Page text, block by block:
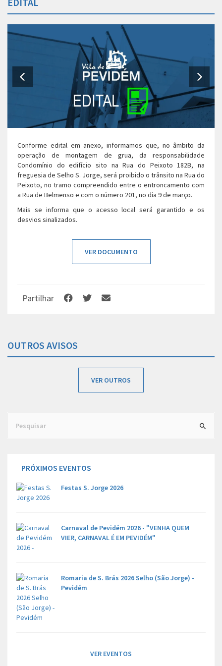
Conforme edital em anexo, informamos que, no âmbito da
operação de montagem de grua, da responsabilidade
Condomínio do edifício sito na Rua do Peixoto 182B, na
freguesia de Selho S. Jorge, será proibido o trânsito na Rua do
Peixoto, no tramo compreendido entre o entroncamento com
a Rua de Belmenso e com o número 201, no dia 9 de março.
Mais se informa que o acesso local será garantido e os
desvios sinalizados.
VER DOCUMENTO
Partilhar
OUTROS AVISOS
VER OUTROS
for:
PRÓXIMOS EVENTOS
Festas S. Jorge 2026
Carnaval de Pevidém 2026 - "VENHA QUEM
VIER, CARNAVAL É EM PEVIDÉM"
Romaria de S. Brás 2026 Selho (São Jorge) -
Pevidém
VER EVENTOS